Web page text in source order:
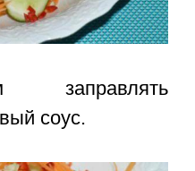
заправлять
соус.